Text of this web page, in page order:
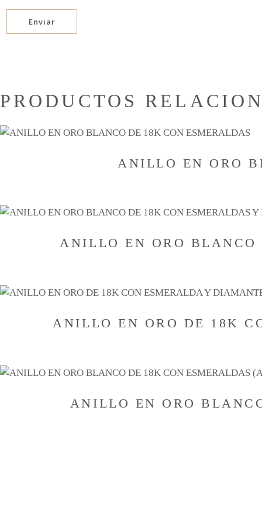
PRODUCTOS
ANILLO EN ORO
ANILLO EN ORO
ANILLO EN ORO DE 18K
ANILLO EN ORO